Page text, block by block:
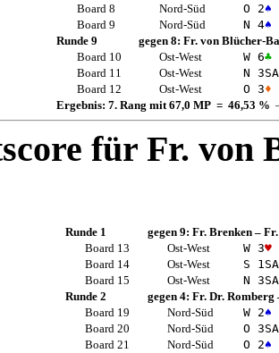
Board 8
Nord-Süd O 2♠
Board 9
Nord-Süd N 4♠
Runde 9
gegen 8: Fr. von Blücher-
Board 10
Ost-West W 6♣
Board 11
Ost-West N 3SA
Board 12
Ost-West O 3♦
Ergebnis: 7. Rang mit 67,0 MP = 46,53 %
für Fr. von
Runde 1 gegen 9: Fr. Brenken–
Board 13
Ost-West W 3♥
Board 14
Ost-West S 1SA
Board 15
Ost-West N 3SA
Runde 2
gegen 4: Fr. Dr. Romberg
Board 19
Nord-Süd W 2♠
Board 20
Nord-Süd O 3SA
Board 21
Nord-Süd O 2♠